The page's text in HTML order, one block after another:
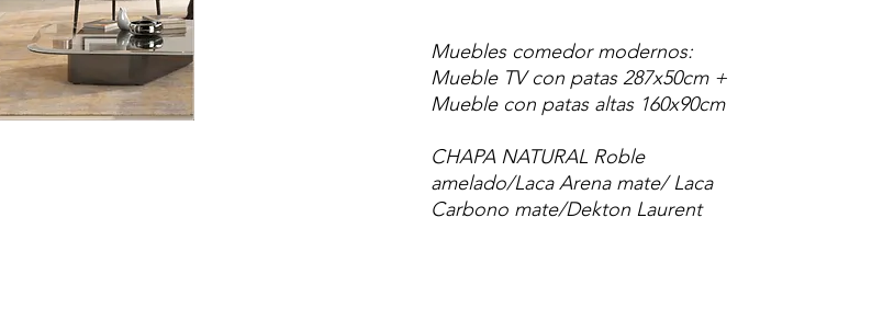
Muebles comedor modernos:
Mueble TV con patas 287x50cm +
Mueble con patas altas 160x90cm
CHAPA NATURAL Roble
amelado/Laca Arena mate/ Laca
Carbono mate/Dekton Laurent